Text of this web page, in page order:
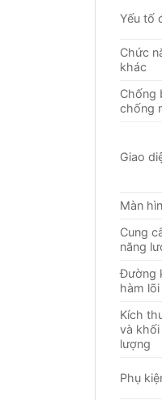
Yếu tố
Chức
khác
Chống
chống
Giao
Màn
Cung
năng
Đường
hàm lõi
Kích
và khối
lượng
Phụ